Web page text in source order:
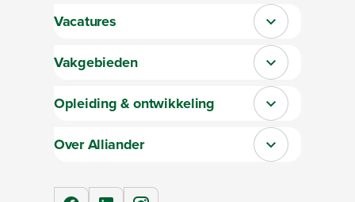
Vacatures Sluit section-0
Vakgebieden Sluit section-1
Opleiding & ontwikkeling Sluit section-2
Over Alliander Sluit section-3